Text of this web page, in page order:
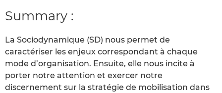
Summary :
La Sociodynamique (SD) nous permet de
caractériser les enjeux correspondant à chaque
mode d’organisation. Ensuite, elle nous incite à
porter notre attention et exercer notre
discernement sur la stratégie de mobilisation dans